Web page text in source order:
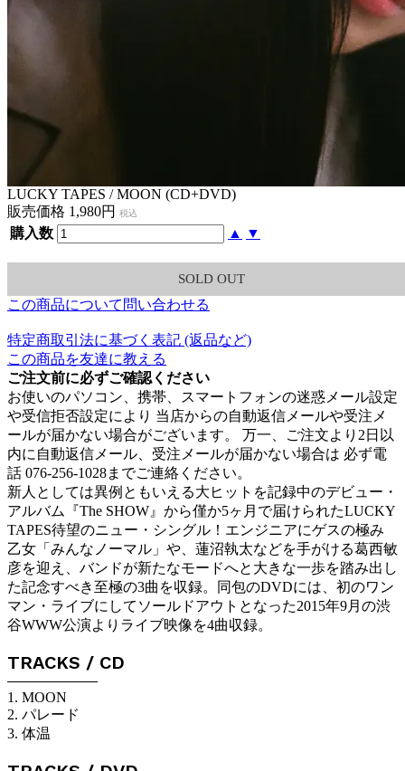
LUCKY TAPES / MOON (CD+DVD)
販売価格 1,980円
税込
購入数 ▲ ▼
SOLD OUT
この商品について問い合わせる
特定商取引法に基づく表記 (返品など)
この商品を友達に教える
ご注文前に必ずご確認ください
お使いのパソコン、携帯、スマートフォンの迷惑メール設定
や受信拒否設定により 当店からの自動返信メールや受注メ
ールが届かない場合がございます。 万一、ご注文より2日以
内に自動返信メール、受注メールが届かない場合は 必ず電
話 076-256-1028までご連絡ください。
新人としては異例ともいえる大ヒットを記録中のデビュー・
アルバム『The SHOW』から僅か5ヶ月で届けられたLUCKY
TAPES待望のニュー・シングル！エンジニアにゲスの極み
乙女「みんなノーマル」や、蓮沼執太などを手がける葛西敏
彦を迎え、バンドが新たなモードへと大きな一歩を踏み出し
た記念すべき至極の3曲を収録。同包のDVDには、初のワン
マン・ライブにしてソールドアウトとなった2015年9月の渋
谷WWW公演よりライブ映像を4曲収録。
TRACKS / CD
1. MOON
2. パレード
3. 体温